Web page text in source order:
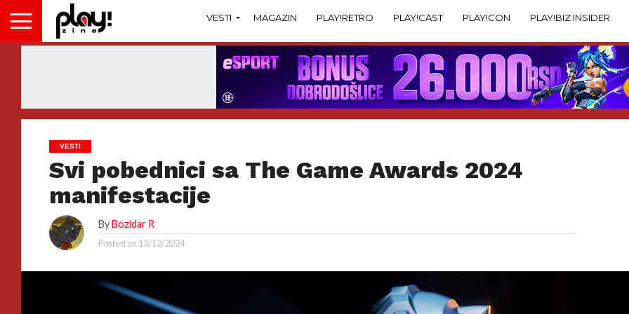
VESTI MAGAZIN PLAY!RETRO PLAY!CAST PLAY!CON PLAY!BIZ INSIDER
VESTI
Svi pobednici sa The Game Awards 2024
manifestacije
By Bozidar R
Posted on 13/12/2024